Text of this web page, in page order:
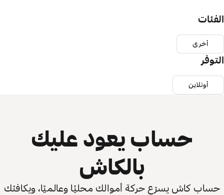
الفئات
أخرى
التوفر
أونلاين
حساب يعود عليك
بالكاش
حساب كاش يسرّع حركة أموالك محليًا وعالميًا، ويكافئك